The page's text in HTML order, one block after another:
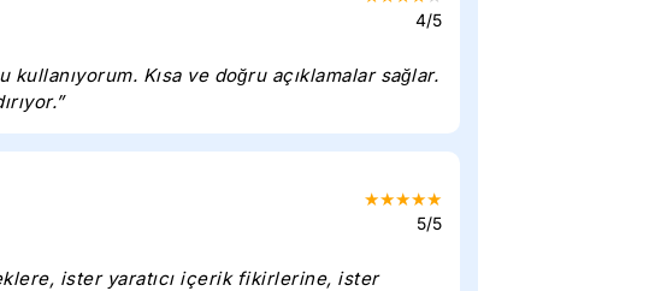
4/5
Kısa ve doğru açıklamalar sağlar.
★★★★★
5/5
ister yaratıcı içerik fikirlerine, ister